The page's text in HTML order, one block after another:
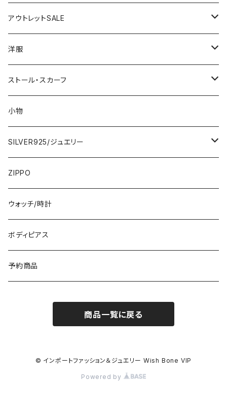
アウトレットSALE
1000円
2000円
3000円
5000円
7000円
洋服
インポートワンピース
ロング・マキシ
ひざ・ミディ
トップス・カーディガン・アウター
カーディガン
イタリア製ジャケット
スカート・パンツ
ストール・スカーフ
大判ストール・ロングスカーフ
小さめスカーフ
コットンストール・スカーフ
冬物・マフラー
小物
SILVER925/ジュエリー
指輪・リング
ネックレス・ペンダントトップ
ピアス・イヤリング
ブレスレット・バングル
ZIPPO
ウォッチ/時計
ボディピアス
予約商品
商品一覧に戻る
© インポートファッション＆ジュエリー Wish Bone VIP
Powered by